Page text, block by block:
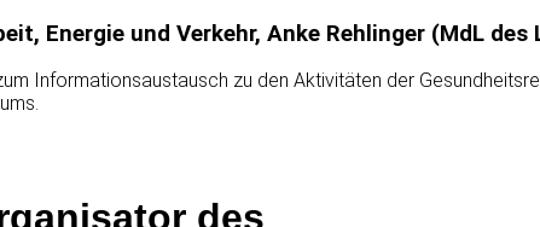
Energie und Verkehr, Anke Rehlinger (MdL des
Informationsaustausch zu den Aktivitäten der
des